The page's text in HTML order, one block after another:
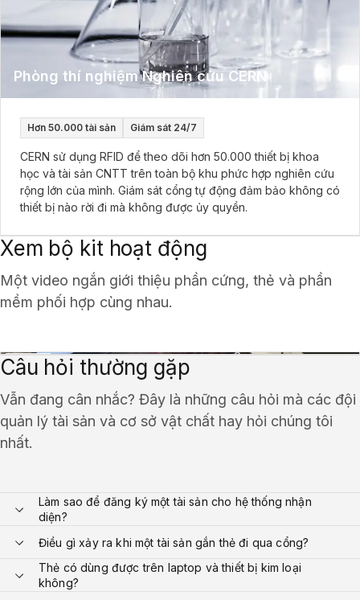
Phòng thí nghiệm Nghiên cứu CERN
Hơn 50.000 tài sản Giám sát 24/7
CERN sử dụng RFID để theo dõi hơn 50.000 thiết bị khoa
học và tài sản CNTT trên toàn bộ khu phức hợp nghiên cứu
rộng lớn của mình. Giám sát cổng tự động đảm bảo không có
thiết bị nào rời đi mà không được ủy quyền.
Xem bộ kit hoạt động
Một video ngắn giới thiệu phần cứng, thẻ và phần
mềm phối hợp cùng nhau.
Câu hỏi thường gặp
Vẫn đang cân nhắc? Đây là những câu hỏi mà các đội
quản lý tài sản và cơ sở vật chất hay hỏi chúng tôi
nhất.
Làm sao để đăng ký một tài sản cho hệ thống nhận
diện?
Điều gì xảy ra khi một tài sản gắn thẻ đi qua cổng?
Thẻ có dùng được trên laptop và thiết bị kim loại
không?